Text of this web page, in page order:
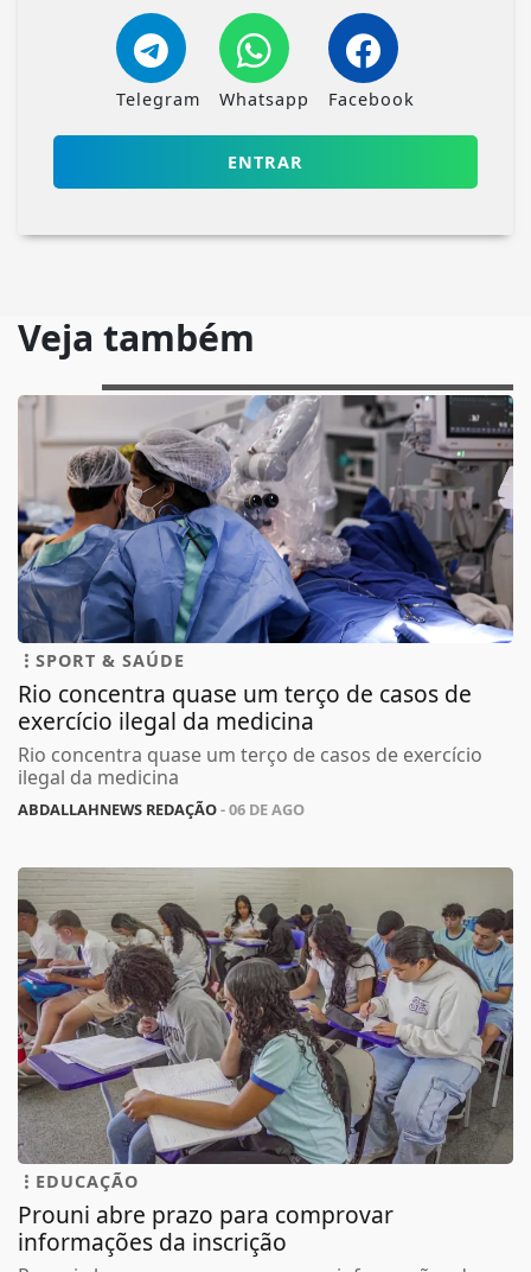
Telegram Whatsapp Facebook
ENTRAR
Veja também
SPORT & SAÚDE
Rio concentra quase um terço de casos de
exercício ilegal da medicina
Rio concentra quase um terço de casos de exercício
ilegal da medicina
ABDALLAHNEWS REDAÇÃO- 06 DE AGO
EDUCAÇÃO
Prouni abre prazo para comprovar
informações da inscrição